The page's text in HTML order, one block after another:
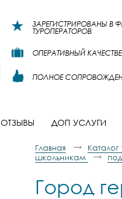
ЗАРЕГИСТРИРОВАНЫ В
ТУРОПЕРАТОРОВ
ОПЕРАТИВНЫЙ
ПОЛНОЕ
ОТЗЫВЫ ДОП УСЛУГИ
Главная Каталог
школьникам
Город